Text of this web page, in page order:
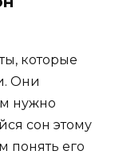
которые
Они
нужно
сон этому
понять его